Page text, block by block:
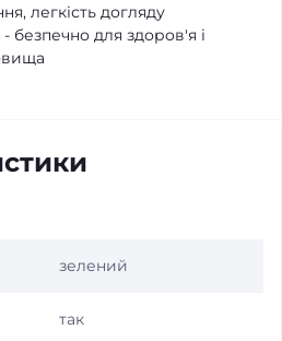
легкість догляду
безпечно для здоров'я і
зелений
так